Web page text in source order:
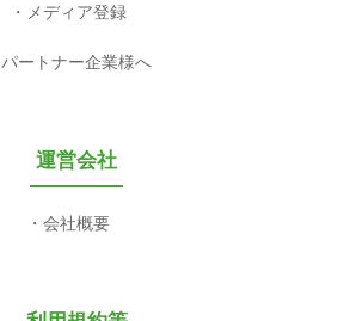
メディア登録
パートナー企業様へ
運営会社
会社概要